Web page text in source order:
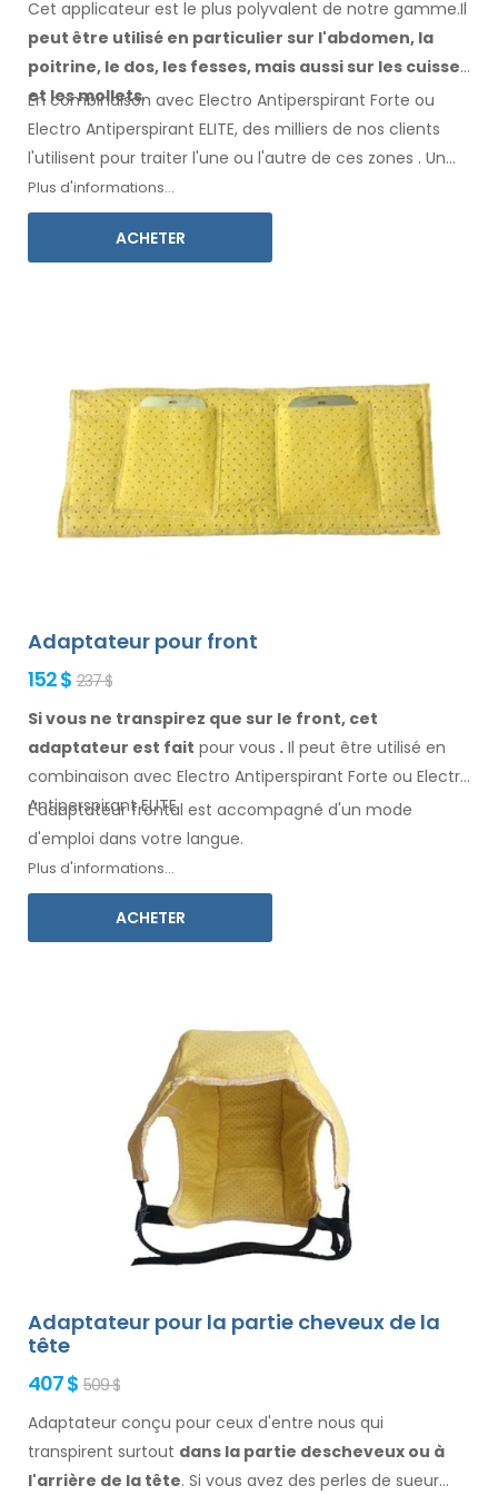
Cet applicateur est le plus polyvalent de notre gamme.Il
peut être utilisé en particulier sur l'abdomen, la
poitrine, le dos, les fesses, mais aussi sur les cuisses
et les mollets.
En combinaison avec Electro Antiperspirant Forte ou
Electro Antiperspirant ELITE, des milliers de nos clients
l'utilisent pour traiter l'une ou l'autre de ces zones . Un
mode d'emploidans votre langue
Plus d'informations...
ACHETER
Adaptateur pour front
152 $ 237 $
Si vous ne transpirez que sur le front, cet
adaptateur est fait pour vous . Il peut être utilisé en
combinaison avec Electro Antiperspirant Forte ou Electro
Antiperspirant ELITE.
L'adaptateurfrontal est accompagné d'un mode
d'emploi dans votre langue.
Plus d'informations...
ACHETER
Adaptateur pour la partie cheveux de la
tête
407 $ 509 $
Adaptateur conçu pour ceux d'entre nous qui
transpirent surtout dans la partie descheveux ou à
l'arrière de la tête. Si vous avez des perles de sueur